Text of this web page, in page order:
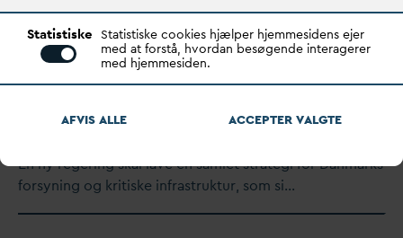
Kritisk infrastruktur er blevet
stadig en plan
En ny regering skal lave en samlet strategi forDanmarks
forsyning og kritiske infrastruktur, som si…
Statistiske Statistiske cookies hjælper hjemmesidens ejer
med at forstå, hvordan besøgende interagerer
med hjemmesiden.
AFVIS ALLE ACCEPTERVALGTE